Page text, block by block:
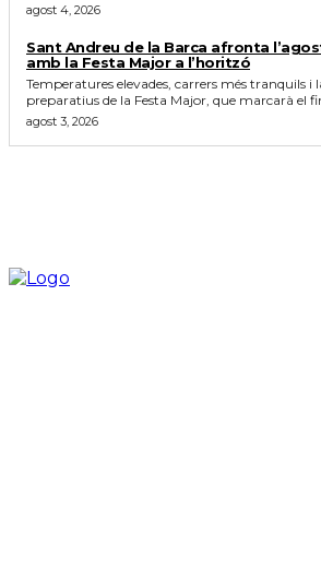
agost 4, 2026
Sant Andreu de la Barca afronta
amb la Festa Major a l’horitzó
Temperatures elevades, carrers més tranquils i
preparatius de la Festa Major, que marcarà el
agost 3, 2026